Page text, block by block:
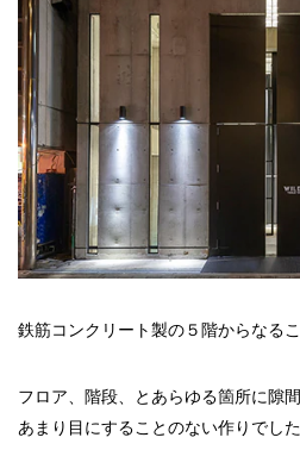
鉄筋コンクリート製の５階からなる
フロア、階段、とあらゆる箇所に隙
あまり目にすることのない作りでした